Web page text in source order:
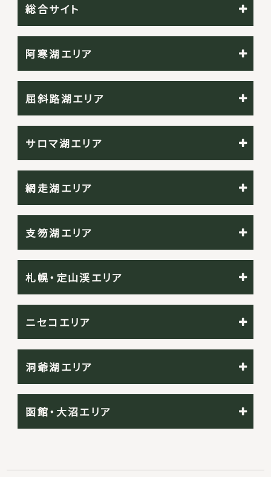
総合サイト
阿寒湖エリア
屈斜路湖エリア
サロマ湖エリア
網走湖エリア
支笏湖エリア
札幌・定山渓エリア
ニセコエリア
洞爺湖エリア
函館・大沼エリア